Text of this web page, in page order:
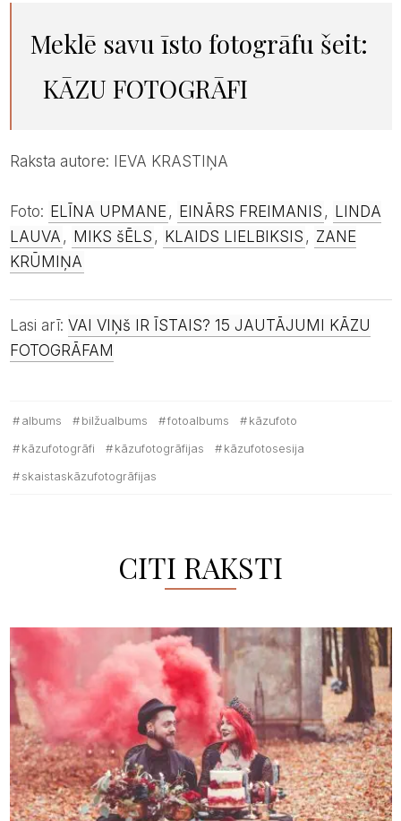
Meklē savu īsto fotogrāfu šeit:
KĀZU FOTOGRĀFI
Raksta autore: IEVA KRASTIŅA
Foto: ELĪNA UPMANE, EINĀRS FREIMANIS , LINDA
LAUVA , MIKS šĒLS , KLAIDS LIELBIKSIS , ZANE
KRŪMIŅA
Lasi arī: VAI VIŅš IR ĪSTAIS? 15 JAUTĀJUMI KĀZU
FOTOGRĀFAM
albums bilžualbums fotoalbums
kāzufoto
kāzufotogrāfi
kāzufotogrāfijas
kāzufotosesija
skaistaskāzufotogrāfijas
CITI RAKSTI